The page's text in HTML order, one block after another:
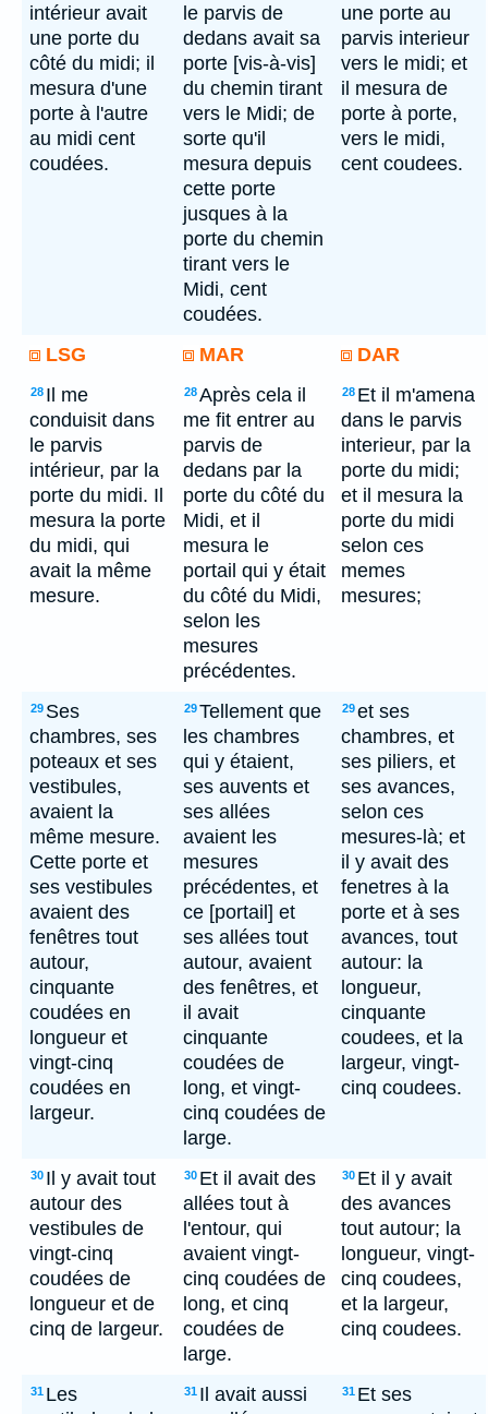
intérieur avait
une porte du
côté du midi; il
mesura d'une
porte à l'autre
au midi cent
coudées.
le parvis de
dedans avait sa
porte [vis-à-vis]
du chemin tirant
vers le Midi; de
sorte qu'il
mesura depuis
cette porte
jusques à la
porte du chemin
tirant vers le
Midi, cent
coudées.
une porte au
parvis interieur
vers le midi; et
il mesura de
porte à porte,
vers le midi,
cent coudees.
LSG MAR DAR
28 Il me
conduisit dans
le parvis
intérieur, par la
porte du midi. Il
mesura la porte
du midi, qui
avait la même
mesure.
28Après cela il
me fit entrer au
parvis de
dedans par la
porte du côté du
Midi, et il
mesura le
portail qui y était
du côté du Midi,
selon les
mesures
précédentes.
28 Et il m'amena
dans le parvis
interieur, par la
porte du midi;
et il mesura la
porte du midi
selon ces
memes
mesures;
29 Ses
chambres, ses
poteaux et ses
vestibules,
avaient la
même mesure.
Cette porte et
ses vestibules
avaient des
fenêtres tout
autour,
cinquante
coudées en
longueur et
vingt-cinq
coudées en
largeur.
29Tellement que
les chambres
qui y étaient,
ses auvents et
ses allées
avaient les
mesures
précédentes, et
ce [portail] et
ses allées tout
autour, avaient
des fenêtres, et
il avait
cinquante
coudées de
long, et vingt-
cinq coudées de
large.
29et ses
chambres, et
ses piliers, et
ses avances,
selon ces
mesures-là; et
il y avait des
fenetres à la
porte et à ses
avances, tout
autour: la
longueur,
cinquante
coudees, et la
largeur, vingt-
cinq coudees.
30 Il y avait tout
autour des
vestibules de
vingt-cinq
coudées de
longueur et de
cinq de largeur.
30 Et il avait des
allées tout à
l'entour, qui
avaient vingt-
cinq coudées de
long, et cinq
coudées de
large.
30 Et il y avait
des avances
tout autour; la
longueur, vingt-
cinq coudees,
et la largeur,
cinq coudees.
31 Les
31 Il avait aussi
31 Et ses